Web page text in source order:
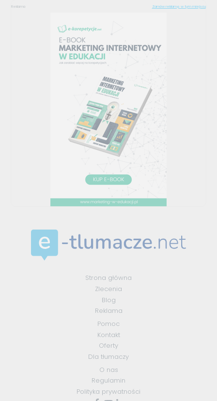
Reklama Zamów reklamę w tym miejscu
Strona główna
Zlecenia
Blog
Reklama
Pomoc
Kontakt
Oferty
Dla tłumaczy
O nas
Regulamin
Polityka prywatności